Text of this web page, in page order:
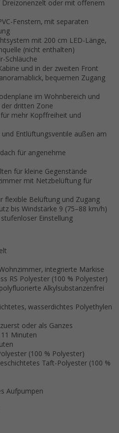
oder mit offenem
Fenstern, mit separaten
mit 200 cm LED-Länge,
(nicht enthalten)
Schläuche
und in der zweiten Front
bequemen Zugang
im Wohnbereich und
dritten Zone
mehr Kopffreiheit und
Entlüftungsventile außen am
für angenehme
für kleine Gegenstände
mit Netzbelüftung für
flexible Belüftung und Zugang
bis Windstärke 9 (75–88 km/h)
Einstellung
integrierte Markise
RS Polyester (100 % Polyester)
Alkylsubstanzenfrei
wasserdichtes Polyethylen
oder als Ganzes
Minuten
(100 % Polyester)
Taft-Polyester (100 %
Aufpumpen